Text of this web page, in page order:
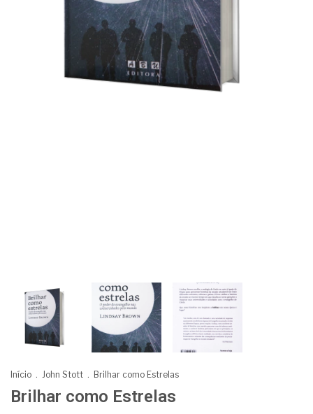
Início . John Stott . Brilhar como Estrelas
Brilhar como Estrelas